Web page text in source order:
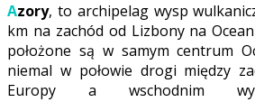
Azory, to archipelag wysp
km na zachód od Lizbony na
położone są w samym centrum
niemal w połowie drogi między
Europy a wschodnim